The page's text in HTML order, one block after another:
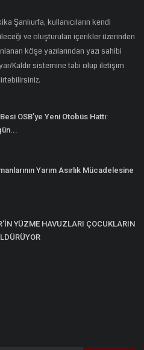
Şanlıurfa, kullanıcıların kendi
ve oluşturulan içerikler üzerinden
köşe yazılarından yazı sahibi
Kaldır sistemine tabi olup iletişim
OSB’ye Yeni Otobüs Hattı:
Yarım Asırlık Mücadelesine
YÜZME HAVUZLARI ÇOCUKLARIN